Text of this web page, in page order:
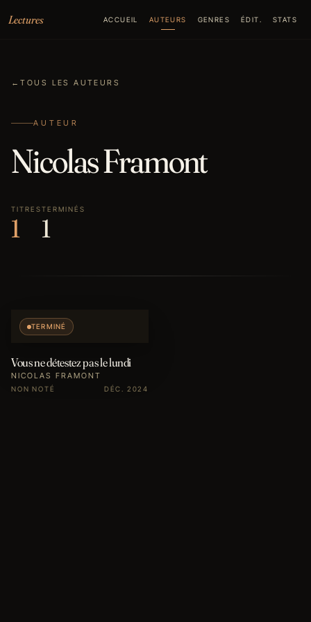
Lectures
ACCUEIL AUTEURS GENRES ÉDIT. STATS
←TOUS LES AUTEURS
AUTEUR
Nicolas Framont
TITRES
1
TERMINÉS
1
TERMINÉ
Vous ne détestez pas le lundi
NICOLAS FRAMONT
NON NOTÉ DÉC. 2024